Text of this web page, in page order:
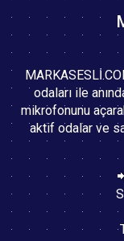
odaları ile
mikrofonunu
aktif odalar ve